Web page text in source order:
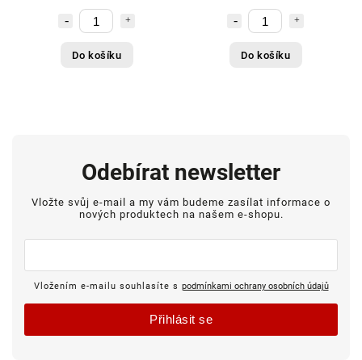
Do košíku Do košíku
Odebírat newsletter
Vložte svůj e-mail a my vám budeme zasílat informace o
nových produktech na našem e-shopu.
Vložením e-mailu souhlasíte s podmínkami ochrany osobních údajů
Přihlásit se